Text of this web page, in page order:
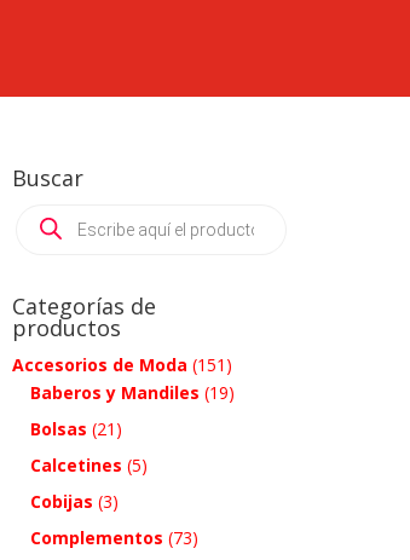
Buscar
Products
search
Categorías de
productos
Accesorios de Moda (151)
Baberos y Mandiles (19)
Bolsas (21)
Calcetines (5)
Cobijas (3)
Complementos (73)